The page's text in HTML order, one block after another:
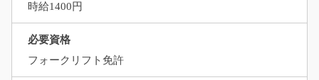
時給1400円
必要資格
フォークリフト免許